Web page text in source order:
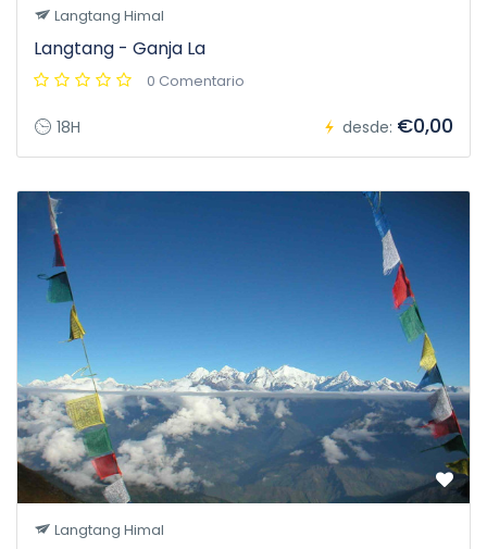
Langtang Himal
Langtang - Ganja La
0 Comentario
18H desde: €0,00
Langtang Himal